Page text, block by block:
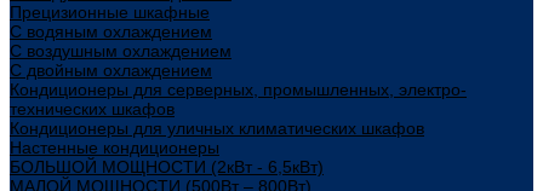
Прецизионные шкафные
С водяным охлаждением
С воздушным охлаждением
С двойным охлаждением
Кондиционеры для серверных, промышленных, электро-
технических шкафов
Кондиционеры для уличных климатических шкафов
Настенные кондиционеры
БОЛЬШОЙ МОЩНОСТИ (2кВт - 6,5кВт)
МАЛОЙ МОЩНОСТИ (500Вт – 800Вт)